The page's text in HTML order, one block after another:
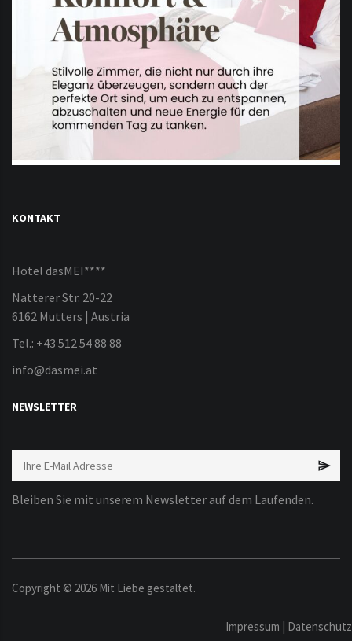
KONTAKT
Hotel dasMEI****
Natterer Str. 20-22
6162 Mutters | Austria
Tel.: +43 512 54 88 88
info@dasmei.at
NEWSLETTER
Bleiben Sie mit unserem Newsletter auf dem Laufenden.
Copyright © 2026 Mit Liebe gestaltet.
Impressum Datenschutz